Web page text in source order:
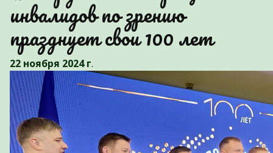
района г.Минска"
инвалидов по зрению
празднует свои 100 лет
22 ноября 2024 г.